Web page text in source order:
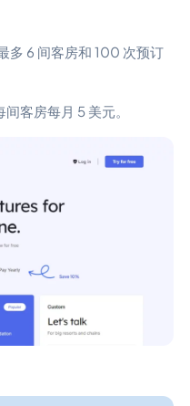
多 6 间客房和 100 次预订
间客房每月 5 美元。